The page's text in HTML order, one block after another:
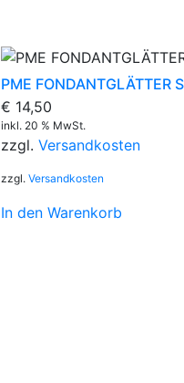
PME FONDANTGLÄTTER
€ 14,50
inkl. 20 % MwSt.
zzgl. Versandkosten
zzgl. Versandkosten
In den Warenkorb